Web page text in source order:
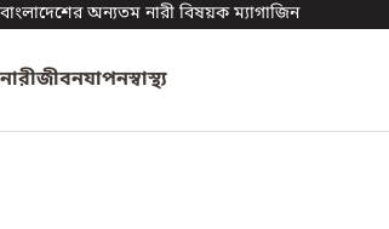
বাংলাদেশের অন্যতম নারী বিষয়ক ম্যাগাজিন
নারীজীবনযাপনস্বাস্থ্য